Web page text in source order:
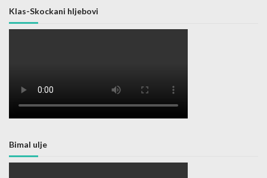
Klas-Skockani hljebovi
Bimal ulje